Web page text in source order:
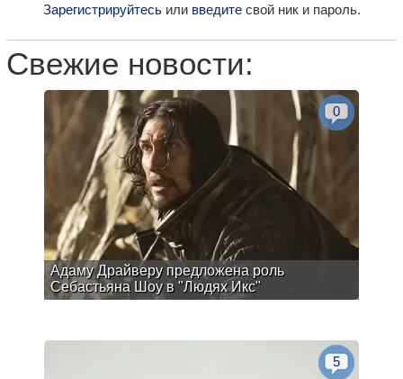
Зарегистрируйтесьили введитесвой ник и пароль.
Свежие новости:
Адаму Драйверу предложена роль
Себастьяна Шоу в "Людях Икс"
0
5